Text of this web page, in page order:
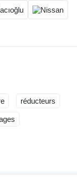
réducteurs